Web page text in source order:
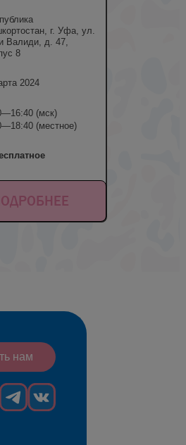
г. Уфа, ул.
Валиди, д. 47,
8
2024
(мск)
(местное)
нам